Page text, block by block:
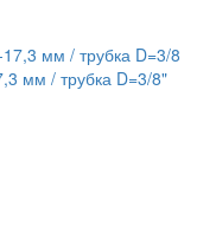
мм / трубка D=3/8"